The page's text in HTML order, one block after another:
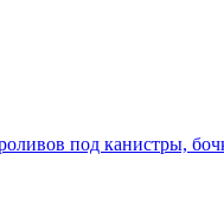
под канистры,